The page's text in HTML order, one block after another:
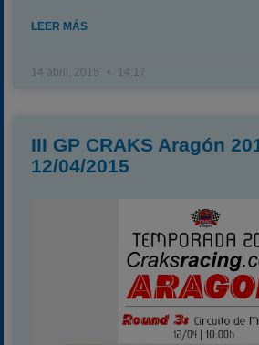
LEER MÁS
14 abril, 2015 14:17
III GP CRAKS Aragón
12/04/2015